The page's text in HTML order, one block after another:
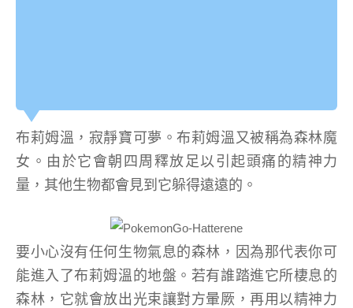
布莉姆溫，寂靜寶可夢。布莉姆溫又被稱為森林魔
女。由於它會朝四周釋放足以引起頭痛的精神力
量，其他生物都會見到它躲得遠遠的。
要小心沒有任何生物氣息的森林，因為那代表你可
能進入了布莉姆溫的地盤。若有誰踏進它所棲息的
森林，它就會放出光束讓對方暈厥，再用以精神力